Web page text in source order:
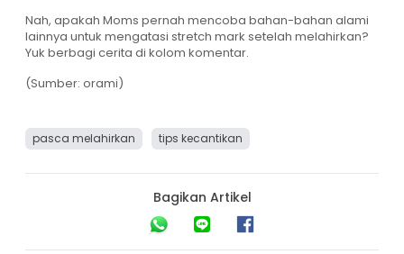
Nah, apakah Moms pernah mencoba bahan-bahan alami
lainnya untuk mengatasi stretch mark setelah melahirkan?
Yuk berbagi cerita di kolom komentar.
(Sumber: orami)
pasca melahirkan tips kecantikan
Bagikan Artikel